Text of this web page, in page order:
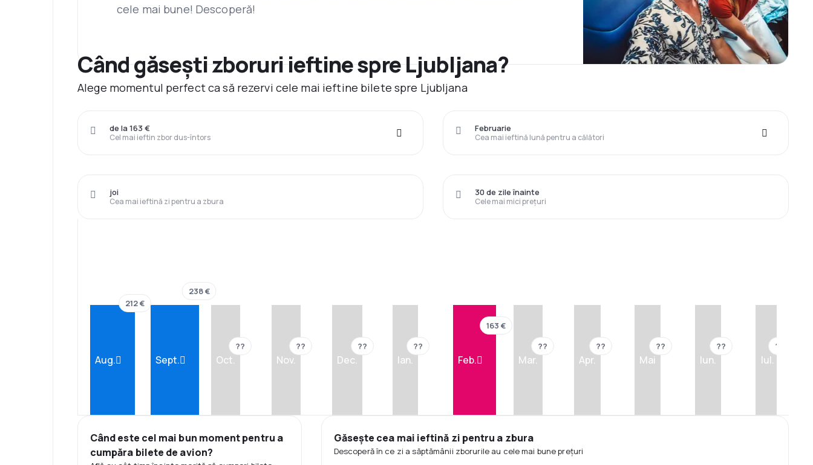
cele mai bune! Descoperă!
Când găsești zboruri ieftine spre Ljubljana?
Alege momentul perfect ca să rezervi cele mai ieftine bilete spre Ljubljana
Cel mai ieftin zbor dus-întors
de la 163 €
Cea mai ieftină lună pentru a călători
Februarie
Cea mai ieftină zi pentru a zbura
joi
Cele mai mici prețuri
30 de zile înainte
Aug.
212 €
Sept.
238 €
Oct.
??
Nov.
??
Dec.
??
Ian.
??
Feb.
163 €
Mar.
??
Apr.
??
Mai
??
Iun.
??
Iul.
??
Când este cel mai bun moment pentru a
cumpăra bilete de avion?
Găsește cea mai ieftină zi pentru a zbura
Descoperă în ce zi a săptămânii zborurile au cele mai bune prețuri